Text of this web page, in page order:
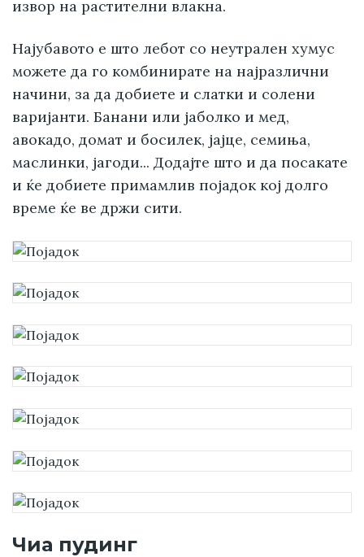
извор на растителни влакна.
Најубавото е што лебот со неутрален хумус
можете да го комбинирате на најразлични
начини, за да добиете и слатки и солени
варијанти. Банани или јаболко и мед,
авокадо, домат и босилек, јајце, семиња,
маслинки, јагоди... Додајте што и да посакате
и ќе добиете примамлив појадок кој долго
време ќе ве држи сити.
Чиа пудинг